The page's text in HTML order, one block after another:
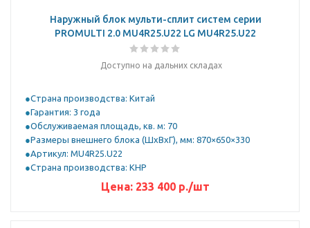
Наружный блок мульти-сплит систем серии
PROMULTI 2.0 MU4R25.U22 LG MU4R25.U22
Доступно на дальних складах
Страна производства: Китай
Гарантия: 3 года
Обслуживаемая площадь, кв. м: 70
Размеры внешнего блока (ШхВхГ), мм: 870×650×330
Артикул: MU4R25.U22
Страна производства: КНР
Цена: 233 400 р./шт